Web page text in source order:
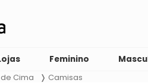
Feminino
Cima Camisas